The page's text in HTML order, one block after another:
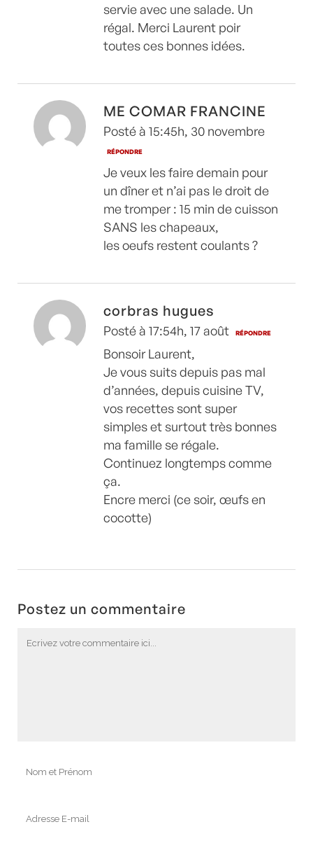
servie avec une salade. Un
régal. Merci Laurent poir
toutes ces bonnes idées.
ME COMAR FRANCINE
Posté à 15:45h, 30 novembre
RÉPONDRE
Je veux les faire demain pour
un dîner et n’ai pas le droit de
me tromper : 15 min de cuisson
SANS les chapeaux,
les oeufs restent coulants ?
corbras hugues
Posté à 17:54h, 17 août RÉPONDRE
Bonsoir Laurent,
Je vous suits depuis pas mal
d’années, depuis cuisine TV,
vos recettes sont super
simples et surtout très bonnes
ma famille se régale.
Continuez longtemps comme
ça.
Encre merci (ce soir, œufs en
cocotte)
Postez un commentaire